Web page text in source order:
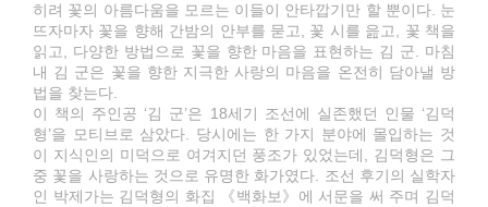
히려 꽃의 아름다움을 모르는 이들이 안타깝기만 할 뿐이다. 눈
뜨자마자 꽃을 향해 간밤의 안부를 묻고, 꽃 시를 읊고, 꽃 책을
읽고, 다양한 방법으로 꽃을 향한 마음을 표현하는 김 군. 마침
내 김 군은 꽃을 향한 지극한 사랑의 마음을 온전히 담아낼 방
법을 찾는다.
이 책의 주인공 ‘김 군’은 18세기 조선에 실존했던 인물 ‘김덕
형’을 모티브로 삼았다. 당시에는 한 가지 분야에 몰입하는 것
이 지식인의 미덕으로 여겨지던 풍조가 있었는데, 김덕형은 그
중 꽃을 사랑하는 것으로 유명한 화가였다. 조선 후기의 실학자
인 박제가는 김덕형의 화집 《백화보》에 서문을 써 주며 김덕